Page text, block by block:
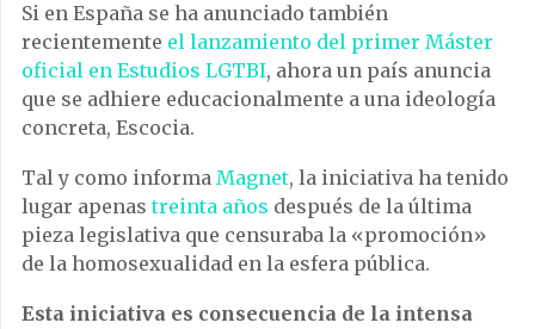
Si en España se ha anunciado también
recientemente el lanzamiento del primer Máster
oficial en Estudios LGTBI, ahora un país anuncia
que se adhiere educacionalmente a una ideología
concreta, Escocia.
Tal y como informa Magnet, la iniciativa ha tenido
lugar apenastreinta años después de la última
pieza legislativa que censuraba la «promoción»
de la homosexualidad en la esfera pública.
Esta iniciativa es consecuencia de la intensa